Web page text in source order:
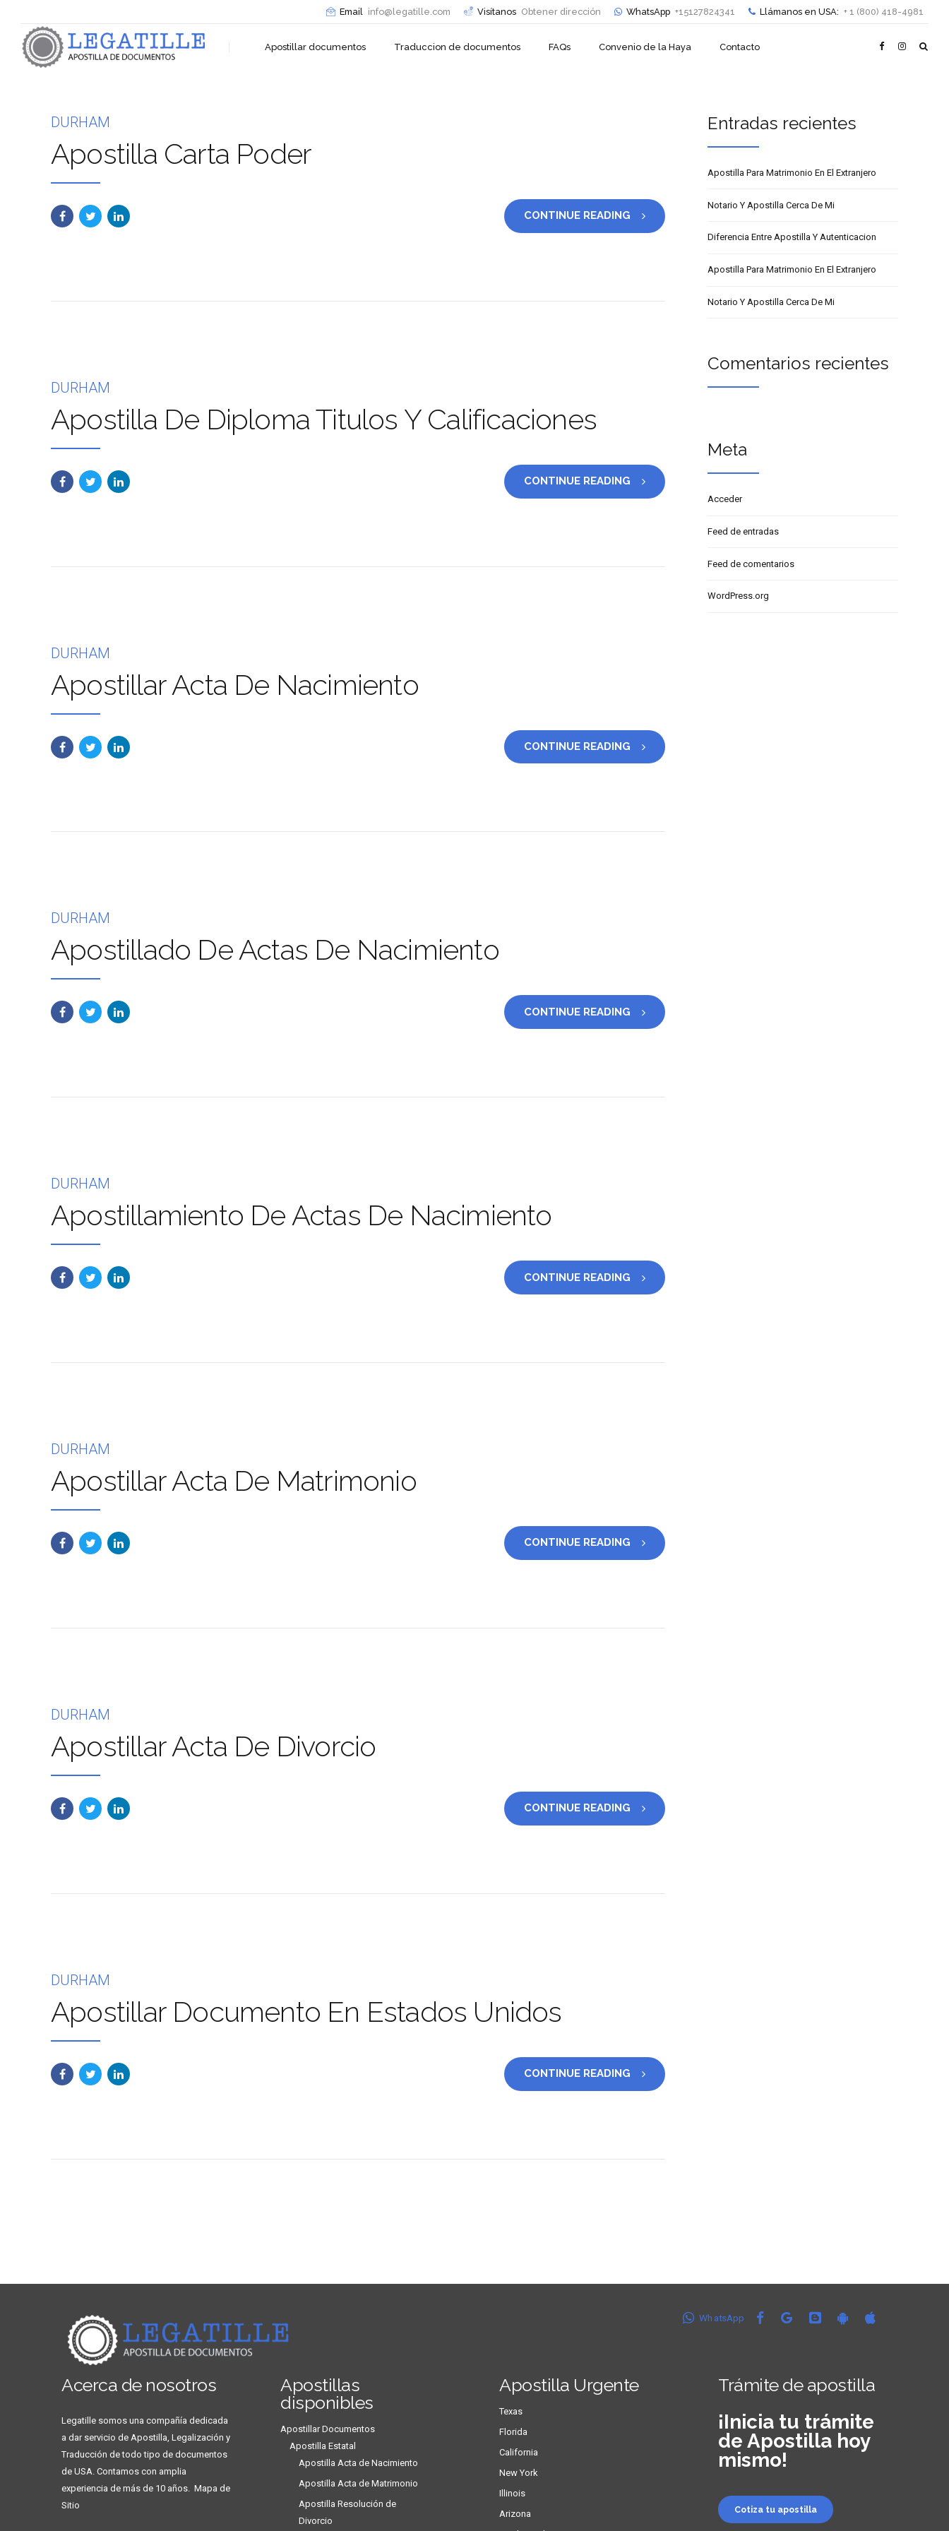
Email info@legatille.com Visítanos Obtener dirección WhatsApp +15127824341 Llámanos en USA: + 1 (800) 418-4981
Apostillar documentos Traduccion de documentos FAQs Convenio de la Haya Contacto
DURHAM
Apostilla Carta Poder
CONTINUE READING
DURHAM
Apostilla De Diploma Titulos Y Calificaciones
CONTINUE READING
DURHAM
Apostillar Acta De Nacimiento
CONTINUE READING
DURHAM
Apostillado De Actas De Nacimiento
CONTINUE READING
DURHAM
Apostillamiento De Actas De Nacimiento
CONTINUE READING
DURHAM
Apostillar Acta De Matrimonio
CONTINUE READING
DURHAM
Apostillar Acta De Divorcio
CONTINUE READING
DURHAM
Apostillar Documento En Estados Unidos
CONTINUE READING
Entradas recientes
Apostilla Para Matrimonio En El Extranjero
Notario Y Apostilla Cerca De Mi
Diferencia Entre Apostilla Y Autenticacion
Apostilla Para Matrimonio En El Extranjero
Notario Y Apostilla Cerca De Mi
Comentarios recientes
Meta
Acceder
Feed de entradas
Feed de comentarios
WordPress.org
WhatsApp
Acerca de nosotros
Legatille somos una compañía dedicada
a dar servicio de Apostilla, Legalización y
Traducción de todo tipo de documentos
de USA. Contamos con amplia
experiencia de más de 10 años. Mapa de
Sitio
Apostillas
disponibles
Apostillar Documentos
Apostilla Estatal
Apostilla Acta de Nacimiento
Apostilla Acta de Matrimonio
Apostilla Resolución de
Divorcio
Apostilla Urgente
Texas
Florida
California
New York
Illinois
Arizona
Trámite de apostilla
¡Inicia tu trámite
de Apostilla hoy
mismo!
Cotiza tu apostilla